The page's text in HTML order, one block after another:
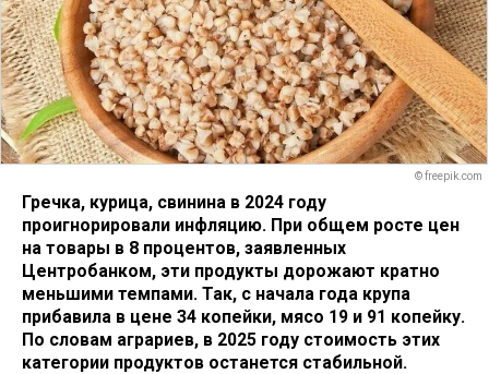
© freepik.com
Гречка, курица, свинина в 2024 году
проигнорировали инфляцию. При общем росте цен
на товары в 8 процентов, заявленных
Центробанком, эти продукты дорожают кратно
меньшими темпами. Так, с начала года крупа
прибавила в цене 34 копейки, мясо 19 и 91 копейку.
По словам аграриев, в 2025 году стоимость этих
категории продуктов останется стабильной.